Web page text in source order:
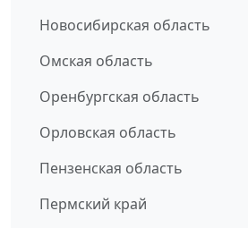
Новосибирская область
Омская область
Оренбургская область
Орловская область
Пензенская область
Пермский край